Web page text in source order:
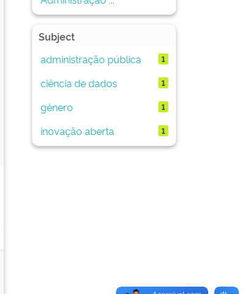
Subject
administração pública
1
ciência de dados 1
gênero 1
inovação aberta 1